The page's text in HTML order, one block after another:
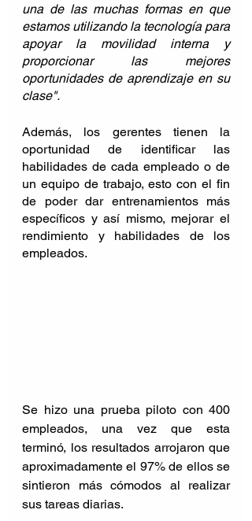
una de las muchas formas en que
estamos utilizando la tecnología para
apoyar la movilidad interna y
proporcionar las mejores
oportunidades de aprendizaje en su
clase".
Además, los gerentes tienen la
oportunidad de identificar las
habilidades de cada empleado o de
un equipo de trabajo, esto con el fin
de poder dar entrenamientos más
específicos y así mismo, mejorar el
rendimiento y habilidades de los
empleados.
Se hizo una prueba piloto con 400
empleados, una vez que esta
terminó, los resultados arrojaron que
aproximadamente el 97% de ellos se
sintieron más cómodos al realizar
sus tareas diarias.